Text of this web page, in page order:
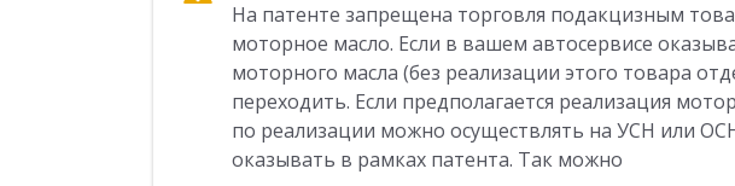
На патенте запрещена торговля подакцизным
моторное масло. Если в вашем автосервисе
моторного масла (без реализации этого товара
переходить. Если предполагается реализация
по реализации можно осуществлять на УСН или
оказывать в рамках патента. Так можно